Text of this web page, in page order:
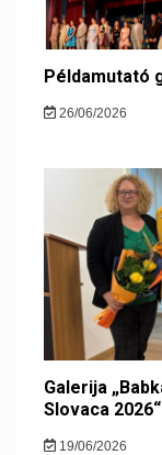
Példamutató
26/06/2026
Galerija
Slovaca
19/06/2026